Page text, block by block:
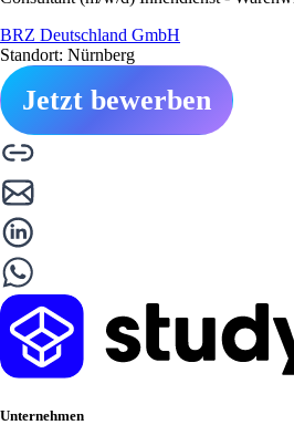
BRZ Deutschland GmbH
Standort: Nürnberg
Jetzt bewerben
Unternehmen